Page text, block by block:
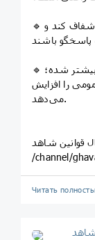
🔹️ دولت باید درصد افزایش و نحوه محاسبه را شفاف کند و
🔹️ در شرایط جنگ و محاصره، فشار بر مردم بیشتر شده؛
را افزایش
می‌دهد.
قوانین شاهد
/channel/
Читать
شاهد